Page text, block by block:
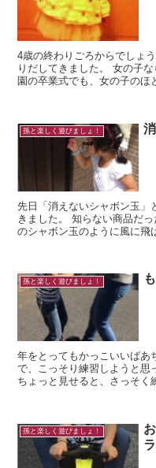
4歳の終わりごろからでしょ
りだしてきました。 女の子ならではだと思うのですが、先日の幼稚
園の卒業式でも、女の子のほ
孫と楽しく遊びましょ！
先日「消えないシャボン玉」
きました。 知らない商品だったので私も楽しみです。 最初は、普通
のシャボン玉のように風に飛
孫と楽しく遊びましょ！
年をとってもかっこいいばあ
で、こっそり練習しようと思
ちょっと見せると、さっそく練習！ あっという間に一
孫と楽しく遊びましょ！